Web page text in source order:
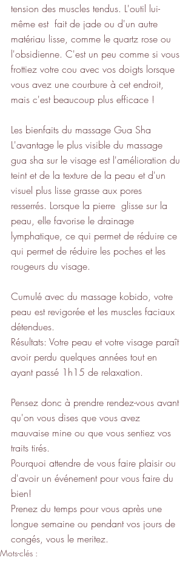
tension des muscles tendus. L'outil lui-
même est  fait de jade ou d'un autre
matériau lisse, comme le quartz rose ou
l'obsidienne. C'est un peu comme si vous
frottiez votre cou avec vos doigts lorsque
vous avez une courbure à cet endroit,
mais c'est beaucoup plus efficace !
Les bienfaits du massage Gua Sha
L'avantage le plus visible du massage
gua sha sur le visage est l'amélioration du
teint et de la texture de la peau et d'un
visuel plus lisse grasse aux pores
resserrés. Lorsque la pierre  glisse sur la
peau, elle favorise le drainage
lymphatique, ce qui permet de réduire ce
qui permet de réduire les poches et les
rougeurs du visage.
Cumulé avec du massage kobido, votre
peau est revigorée et les muscles faciaux
détendues.
Résultats: Votre peau et votre visage paraît
avoir perdu quelques années tout en
ayant passé 1h15 de relaxation.
Pensez donc à prendre rendez-vous avant
qu'on vous dises que vous avez
mauvaise mine ou que vous sentiez vos
traits tirés.
Pourquoi attendre de vous faire plaisir ou
d'avoir un événement pour vous faire du
bien!
Prenez du temps pour vous après une
longue semaine ou pendant vos jours de
congés, vous le meritez.
Mots-clés :